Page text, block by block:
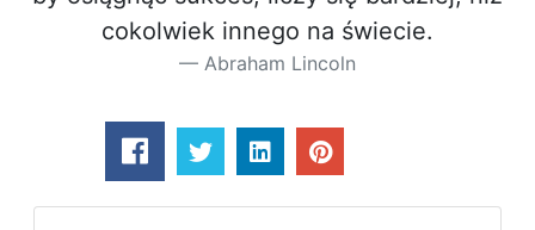
cokolwiek innego na świecie.
Abraham Lincoln